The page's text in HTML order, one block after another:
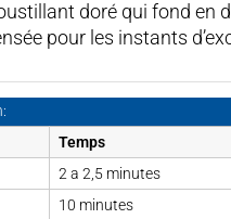
doré qui fond en
pour les instants
Temps
2 a 2,5 minutes
10 minutes